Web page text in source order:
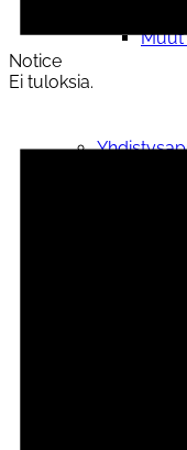
Muut
Notice
Ei tuloksia.